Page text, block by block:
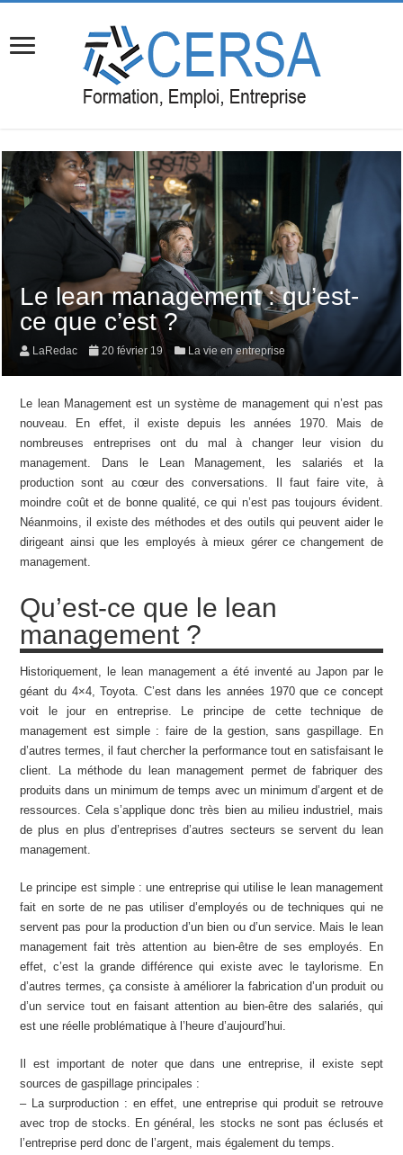
Le lean management : qu’est-
ce que c’est ?
LaRedac 20 février 19 La vie en entreprise
Le lean Management est un système de management qui n’est pas
nouveau. En effet, il existe depuis les années 1970. Mais de
nombreuses entreprises ont du mal à changer leur vision du
management. Dans le Lean Management, les salariés et la
production sont au cœur des conversations. Il faut faire vite, à
moindre coût et de bonne qualité, ce qui n’est pas toujours évident.
Néanmoins, il existe des méthodes et des outils qui peuvent aider le
dirigeant ainsi que les employés à mieux gérer ce changement de
management.
Qu’est-ce que le lean
management ?
Historiquement, le lean management a été inventé au Japon par le
géant du 4×4, Toyota. C’est dans les années 1970 que ce concept
voit le jour en entreprise. Le principe de cette technique de
management est simple : faire de la gestion, sans gaspillage. En
d’autres termes, il faut chercher la performance tout en satisfaisant le
client. La méthode du lean management permet de fabriquer des
produits dans un minimum de temps avec un minimum d’argent et de
ressources. Cela s’applique donc très bien au milieu industriel, mais
de plus en plus d’entreprises d’autres secteurs se servent du lean
management.
Le principe est simple : une entreprise qui utilise le lean management
fait en sorte de ne pas utiliser d’employés ou de techniques qui ne
servent pas pour la production d’un bien ou d’un service. Mais le lean
management fait très attention au bien-être de ses employés. En
effet, c’est la grande différence qui existe avec le taylorisme. En
d’autres termes, ça consiste à améliorer la fabrication d’un produit ou
d’un service tout en faisant attention au bien-être des salariés, qui
est une réelle problématique à l’heure d’aujourd’hui.
Il est important de noter que dans une entreprise, il existe sept
sources de gaspillage principales :
– La surproduction : en effet, une entreprise qui produit se retrouve
avec trop de stocks. En général, les stocks ne sont pas éclusés et
l’entreprise perd donc de l’argent, mais également du temps.